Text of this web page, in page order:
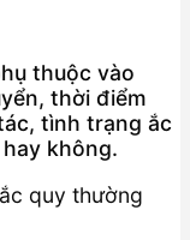
thuộc vào
thời điểm
tình trạng ắc
không.